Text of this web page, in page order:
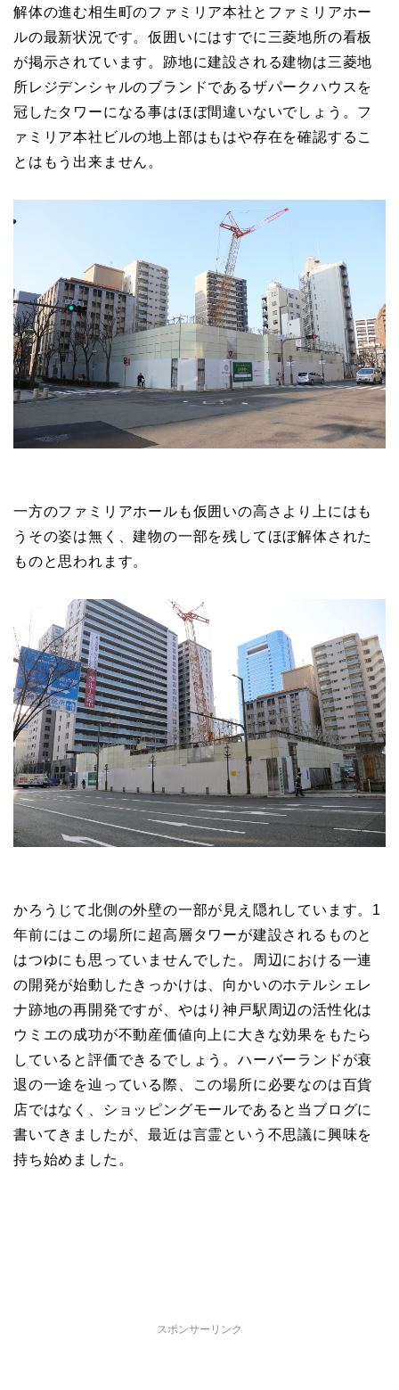
解体の進む相生町のファミリア本社とファミリアホー
ルの最新状況です。仮囲いにはすでに三菱地所の看板
が掲示されています。跡地に建設される建物は三菱地
所レジデンシャルのブランドであるザパークハウスを
冠したタワーになる事はほぼ間違いないでしょう。フ
ァミリア本社ビルの地上部はもはや存在を確認するこ
とはもう出来ません。
一方のファミリアホールも仮囲いの高さより上にはも
うその姿は無く、建物の一部を残してほぼ解体された
ものと思われます。
かろうじて北側の外壁の一部が見え隠れしています。1
年前にはこの場所に超高層タワーが建設されるものと
はつゆにも思っていませんでした。周辺における一連
の開発が始動したきっかけは、向かいのホテルシェレ
ナ跡地の再開発ですが、やはり神戸駅周辺の活性化は
ウミエの成功が不動産価値向上に大きな効果をもたら
していると評価できるでしょう。ハーバーランドが衰
退の一途を辿っている際、この場所に必要なのは百貨
店ではなく、ショッピングモールであると当ブログに
書いてきましたが、最近は言霊という不思議に興味を
持ち始めました。
スポンサーリンク